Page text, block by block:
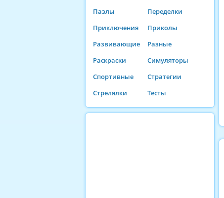
Пазлы
Переделки
Приключения
Приколы
Развивающие
Разные
Раскраски
Симуляторы
Спортивные
Стратегии
Стрелялки
Тесты